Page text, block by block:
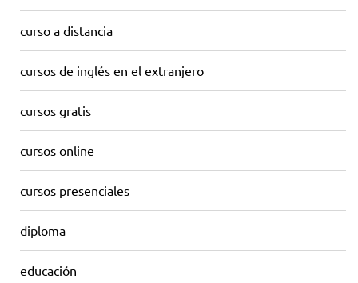
curso a distancia
cursos de inglés en el extranjero
cursos gratis
cursos online
cursos presenciales
diploma
educación